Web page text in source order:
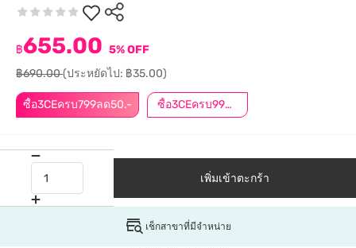
ซื้อ3CEครบ799ลด50.- ซื้อ3CEครบ999ลด50.-
฿655.00 5% OFF
฿690.00(ประหยัดไป: ฿35.00)
เพิ่มเข้าตะกร้า
เช็กสาขาที่มีจำหน่าย